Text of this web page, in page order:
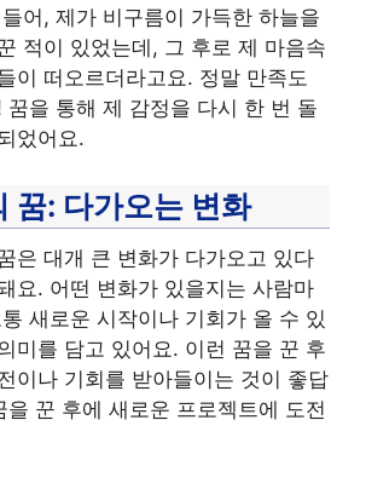
어, 제가 비구름이 가득한 하늘을
적이 있었는데, 그 후로 제 마음속
이 떠오르더라고요. 정말 만족도
꿈을 통해 제 감정을 다시 한 번 돌
었어요.
꿈: 다가오는 변화
은 대개 큰 변화가 다가오고 있다
요. 어떤 변화가 있을지는 사람마
새로운 시작이나 기회가 올 수 있
미를 담고 있어요. 이런 꿈을 꾼 후
이나 기회를 받아들이는 것이 좋답
을 꾼 후에 새로운 프로젝트에 도전